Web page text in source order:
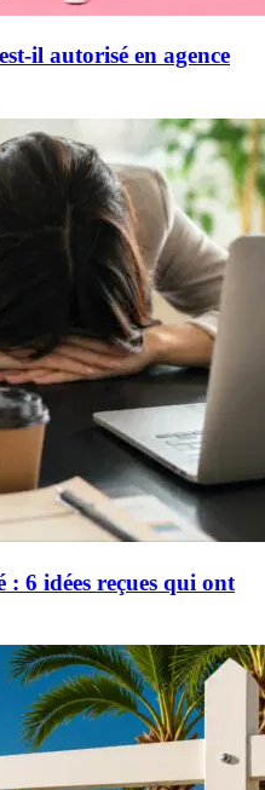
il autorisé en agence
6 idées reçues qui ont